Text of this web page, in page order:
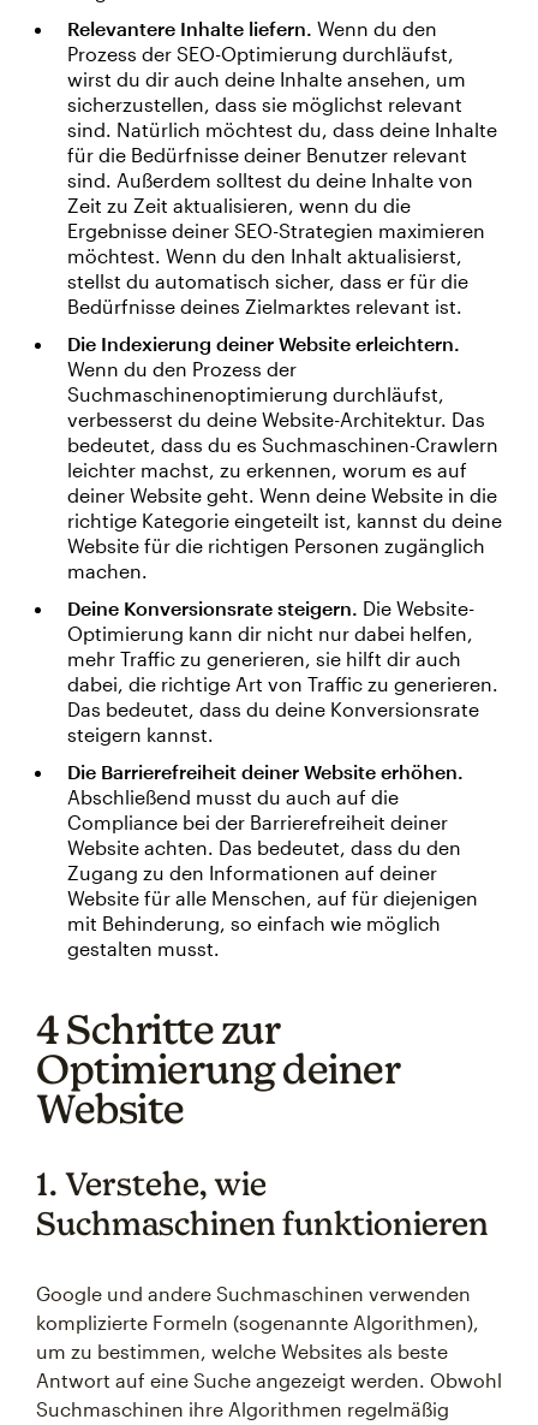
Relevantere Inhalte liefern. Wenn du den
Prozess der SEO-Optimierung durchläufst,
wirst du dir auch deine Inhalte ansehen, um
sicherzustellen, dass sie möglichst relevant
sind. Natürlich möchtest du, dass deine Inhalte
für die Bedürfnisse deiner Benutzer relevant
sind. Außerdem solltest du deine Inhalte von
Zeit zu Zeit aktualisieren, wenn du die
Ergebnisse deiner SEO-Strategien maximieren
möchtest. Wenn du den Inhalt aktualisierst,
stellst du automatisch sicher, dass er für die
Bedürfnisse deines Zielmarktes relevant ist.
Die Indexierung deiner Website erleichtern.
Wenn du den Prozess der
Suchmaschinenoptimierung durchläufst,
verbesserst du deine Website-Architektur. Das
bedeutet, dass du es Suchmaschinen-Crawlern
leichter machst, zu erkennen, worum es auf
deiner Website geht. Wenn deine Website in die
richtige Kategorie eingeteilt ist, kannst du deine
Website für die richtigen Personen zugänglich
machen.
Deine Konversionsrate steigern. Die Website-
Optimierung kann dir nicht nur dabei helfen,
mehr Traffic zu generieren, sie hilft dir auch
dabei, die richtige Art von Traffic zu generieren.
Das bedeutet, dass du deine Konversionsrate
steigern kannst.
Die Barrierefreiheit deiner Website erhöhen.
Abschließend musst du auch auf die
Compliance bei der Barrierefreiheit deiner
Website achten. Das bedeutet, dass du den
Zugang zu den Informationen auf deiner
Website für alle Menschen, auf für diejenigen
mit Behinderung, so einfach wie möglich
gestalten musst.
4 Schritte zur
Optimierung deiner
Website
1. Verstehe, wie
Suchmaschinen funktionieren
Google und andere Suchmaschinen verwenden
komplizierte Formeln (sogenannte Algorithmen),
um zu bestimmen, welche Websites als beste
Antwort auf eine Suche angezeigt werden. Obwohl
Suchmaschinen ihre Algorithmen regelmäßig